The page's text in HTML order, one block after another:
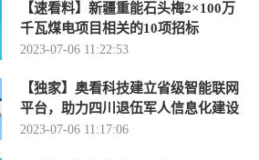
【速看料】新疆重能石头梅2×100万
千瓦煤电项目相关的10项招标
2023-07-06 11:22:53
【独家】奥看科技建立省级智能联网
平台，助力四川退伍军人信息化建设
2023-07-06 11:17:06